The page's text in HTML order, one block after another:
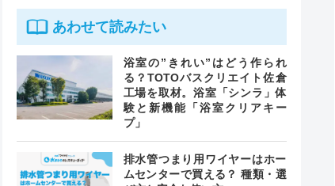
あわせて読みたい
浴室の”きれい”はどう作られ
る？TOTOバスクリエイト佐倉
工場を取材。浴室「シンラ」体
験と新機能「浴室クリアキー
プ」
排水管つまり用ワイヤーはホー
ムセンターで買える？ 種類・選